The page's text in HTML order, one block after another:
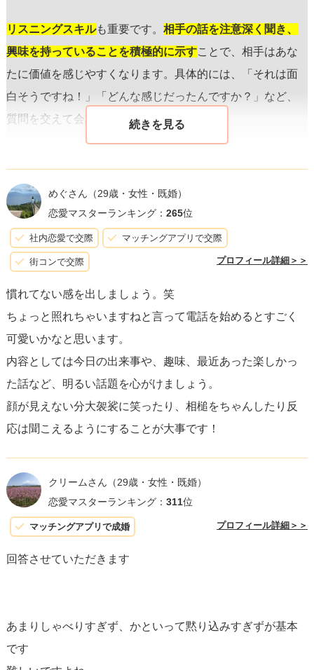
リスニングスキルも重要です。 相手の話を注意深く聞き、
興味を持っていることを積極的に示すことで、相手はあな
たに価値を感じやすくなります。具体的には、「それは面
白そうですね！」「どんな感じだったんですか？」など、
質問を交えて会話を深めていくと良いです。
控える
こと。初対面の印象を悪くする恐れがあります。ま
た、会話のテンポを大切にし、相手の話を遮らないように
しましょう。
快適な電話の環境作りも重要です。通話時は
安心して話せる場所を選び 、通話品質にも気をつけて。ノ
イズが少なく、相手の声がクリアに聞こえるようにするこ
とは、快適な会話に欠かせません。
最後に、 自然な笑顔を意識すると良い でしょう。相手には
見えませんが、笑顔は声にも表れ、明るく暖かな印象を与
えます。一緒に笑いながら会話ができると、また話をした
くなるような好印象を残すことができます。
これらのアプローチを心がけることで、電話をとおしても
相手に良い印象を持ってもらいやすくなるはずです。
めぐさん （29歳・女性・既婚）
恋愛マスターランキング： 265位
社内恋愛で交際 マッチングアプリで交際
街コンで交際 プロフィール詳細＞＞
慣れてない感を出しましょう。笑
ちょっと照れちゃいますねと言って電話を始めるとすごく
可愛いかなと思います。
内容としては今日の出来事や、趣味、最近あった楽しかっ
た話など、明るい話題を心がけましょう。
顔が見えない分大袈裟に笑ったり、相槌をちゃんしたり反
応は聞こえるようにすることが大事です！
クリームさん （29歳・女性・既婚）
恋愛マスターランキング： 311位
マッチングアプリで成婚 プロフィール詳細＞＞
回答させていただきます
あまりしゃべりすぎず、かといって黙り込みすぎずが基本
です